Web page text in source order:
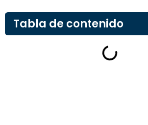
Tabla de contenido